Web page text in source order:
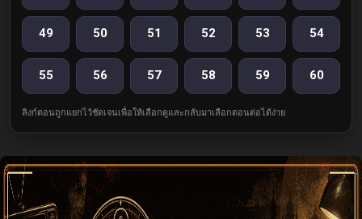
49 50 51 52 53 54
55 56 57 58 59 60
ลิงก์ตอนถูกแยกไว้ชัดเจนเพื่อให้เลือกดูและกลับมาเลือกตอนต่อได้ง่าย